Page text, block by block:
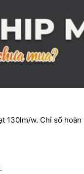
w. Chỉ số